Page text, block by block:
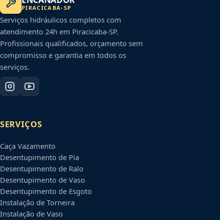
PIRACICABA-SP
Serviços hidráulicos completos com
atendimento 24h em Piracicaba-SP.
Profissionais qualificados, orçamento sem
compromisso e garantia em todos os
serviços.
SERVIÇOS
Caça Vazamento
Desentupimento de Pia
Desentupimento de Ralo
Desentupimento de Vaso
Desentupimento de Esgoto
Instalação de Torneira
Instalação de Vaso